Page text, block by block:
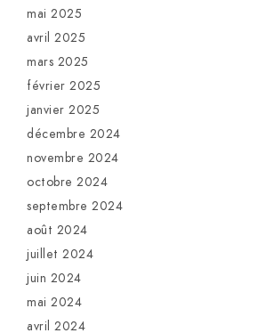
mai 2025
avril 2025
mars 2025
février 2025
janvier 2025
décembre 2024
novembre 2024
octobre 2024
septembre 2024
août 2024
juillet 2024
juin 2024
mai 2024
avril 2024